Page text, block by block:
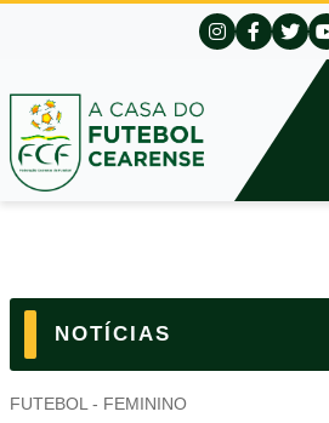
NOTÍCIAS
FUTEBOL - FEMININO